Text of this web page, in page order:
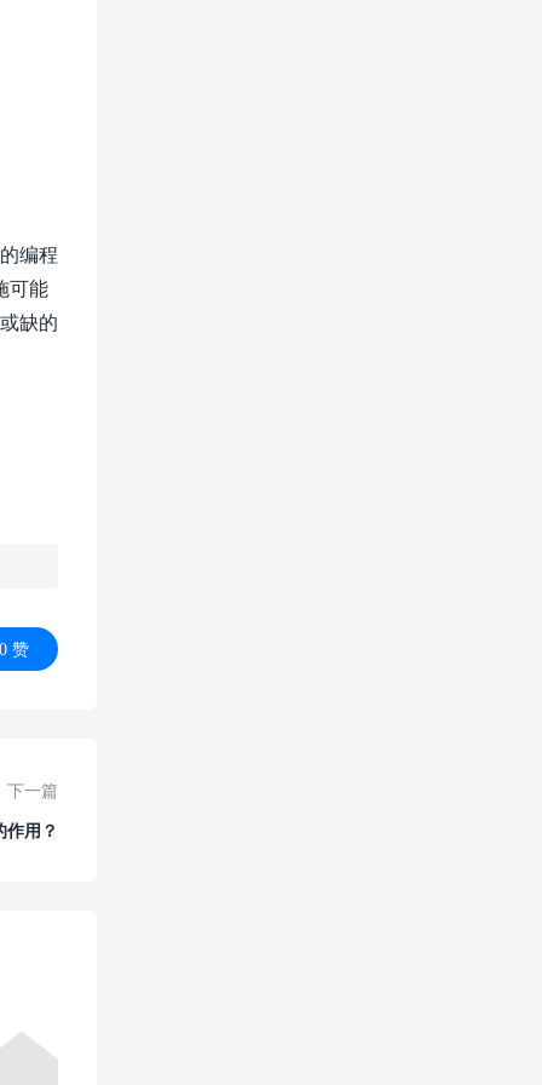
编程
可能
缺的
0 赞
下一篇
作用？